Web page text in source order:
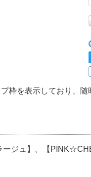
枠を表示しており、随
ージュ】、【